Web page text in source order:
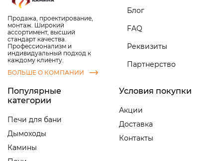
Продажа, проектирование,
монтаж. Широкий
ассортимент, высший
стандарт качества.
Профессионализм и
индивидуальный подход к
каждому клиенту.
БОЛЬШЕ О КОМПАНИИ
Блог
FAQ
Реквизиты
Партнерство
Популярные
категории
Печи для бани
Дымоходы
Камины
Условия покупки
Акции
Доставка
Контакты